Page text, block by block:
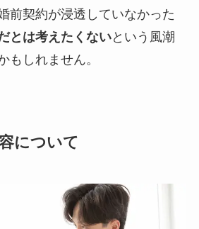
前契約が浸透していなかった
とは考えたくないという風潮
もしれません。
について